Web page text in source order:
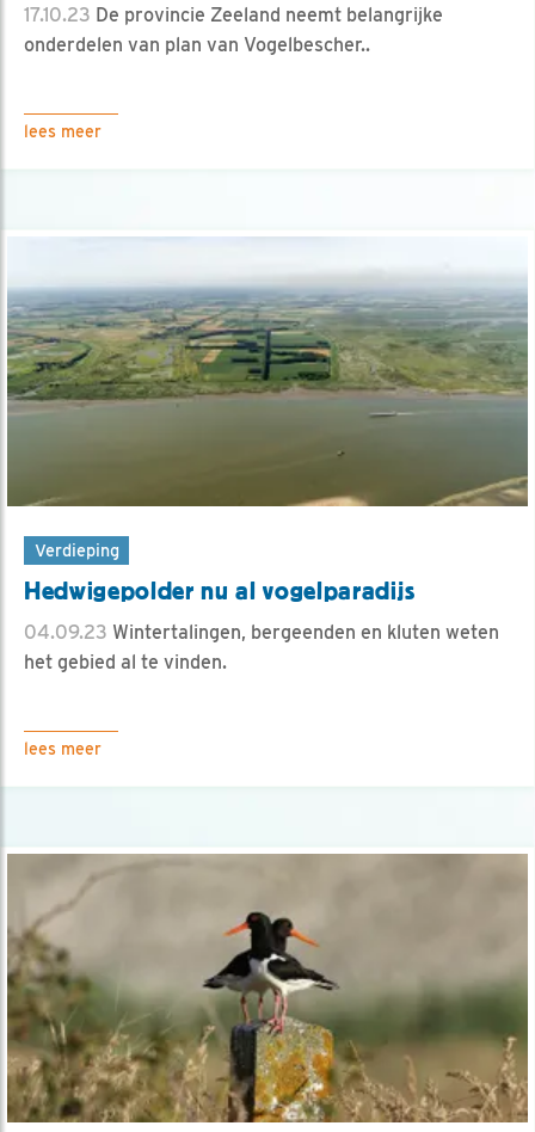
17.10.23 De provincie Zeeland neemt belangrijke
onderdelen van plan van Vogelbescher..
lees meer
Verdieping
Hedwigepolder nu al vogelparadijs
04.09.23 Wintertalingen, bergeenden en kluten weten
het gebied al te vinden.
lees meer